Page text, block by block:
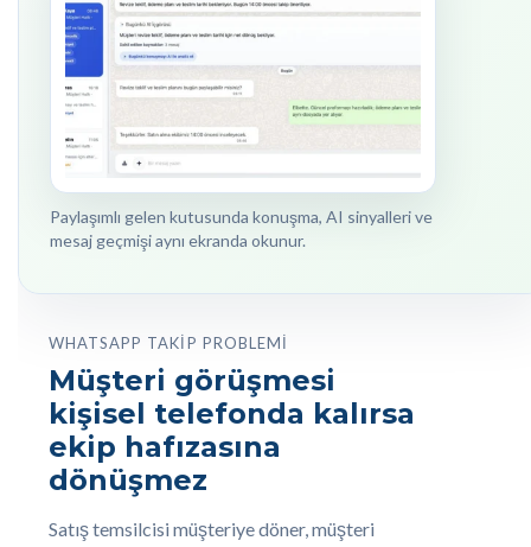
Paylaşımlı gelen kutusunda konuşma, AI sinyalleri ve
mesaj geçmişi aynı ekranda okunur.
WHATSAPP TAKIP PROBLEMI
Müşteri görüşmesi
kişisel telefonda kalırsa
ekip hafızasına
dönüşmez
Satış temsilcisi müşteriye döner, müşteri